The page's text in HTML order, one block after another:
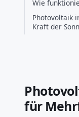
Wie
Photovoltaik
Kraft der
für